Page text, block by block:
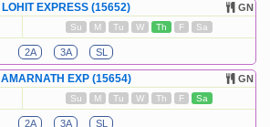
GN
LOHIT EXPRESS (15652)
Su M Tu W Th F Sa
2A 3A SL
GN
AMARNATH EXP (15654)
Su M Tu W Th F Sa
2A 3A SL